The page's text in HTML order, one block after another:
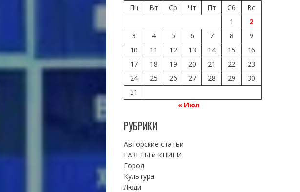
Пн
Вт Ср Чт Пт Сб
Вс
1
2
3
4 5 6 7 8
9
10
11 12 13 14 15
16
17
18 19 20 21 22
23
24
25 26 27 28 29
30
31
« Июл
РУБРИКИ
Авторские статьи
ГАЗЕТЫ и КНИГИ
Город
Культура
Люди